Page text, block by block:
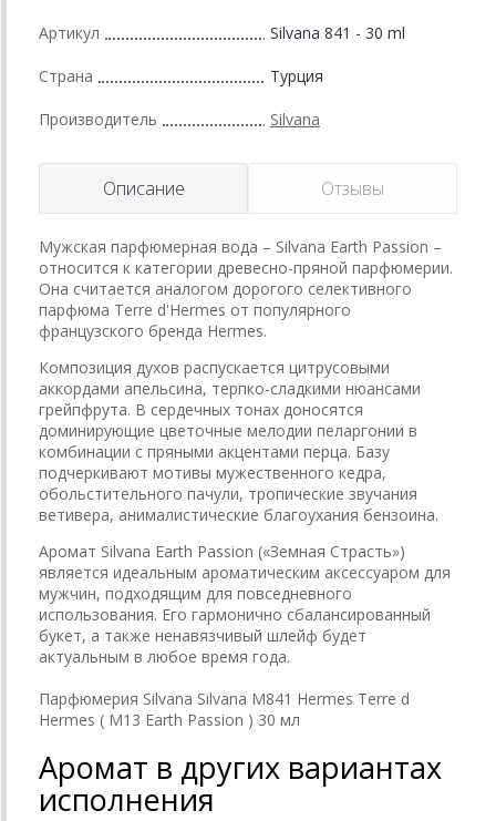
Артикул Silvana 841 - 30 ml
Страна Турция
Производитель Silvana
Описание Отзывы
Мужская парфюмерная вода – Silvana Earth Passion –
относится к категории древесно-пряной парфюмерии.
Она считается аналогом дорогого селективного
парфюма Terre d'Hermes от популярного
французского бренда Hermes.
Композиция духов распускается цитрусовыми
аккордами апельсина, терпко-сладкими нюансами
грейпфрута. В сердечных тонах доносятся
доминирующие цветочные мелодии пеларгонии в
комбинации с пряными акцентами перца. Базу
подчеркивают мотивы мужественного кедра,
обольстительного пачули, тропические звучания
ветивера, анималистические благоухания бензоина.
Аромат Silvana Earth Passion («Земная Страсть»)
является идеальным ароматическим аксессуаром для
мужчин, подходящим для повседневного
использования. Его гармонично сбалансированный
букет, а также ненавязчивый шлейф будет
актуальным в любое время года.
Парфюмерия Silvana Silvana M841 Hermes Terre d
Hermes ( М13 Earth Passion ) 30 мл
Аромат в других вариантах
исполнения